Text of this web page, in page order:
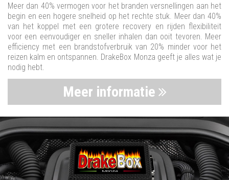
Meer dan 40% vermogen voor het branden versnellingen aan het
begin en een hogere snelheid op het rechte stuk. Meer dan 40%
van het koppel met een grotere recovery en rijden flexibiliteit
voor een eenvoudiger en sneller inhalen dan ooit tevoren. Meer
efficiency met een brandstofverbruik van 20% minder voor het
reizen kalm en ontspannen. DrakeBox Monza geeft je alles wat je
nodig hebt.
Meer informatie